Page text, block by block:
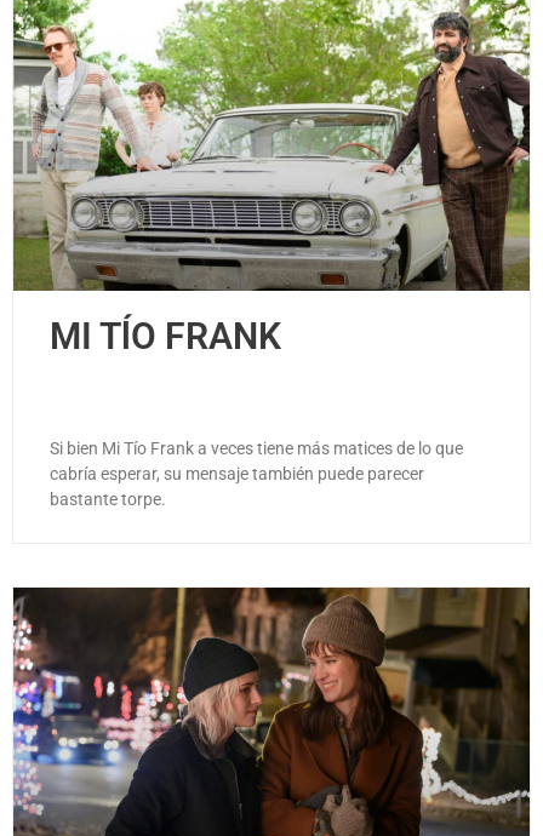
MI TĺO FRANK
Si bien Mi Tío Frank a veces tiene más matices de lo que
cabría esperar, su mensaje también puede parecer
bastante torpe.